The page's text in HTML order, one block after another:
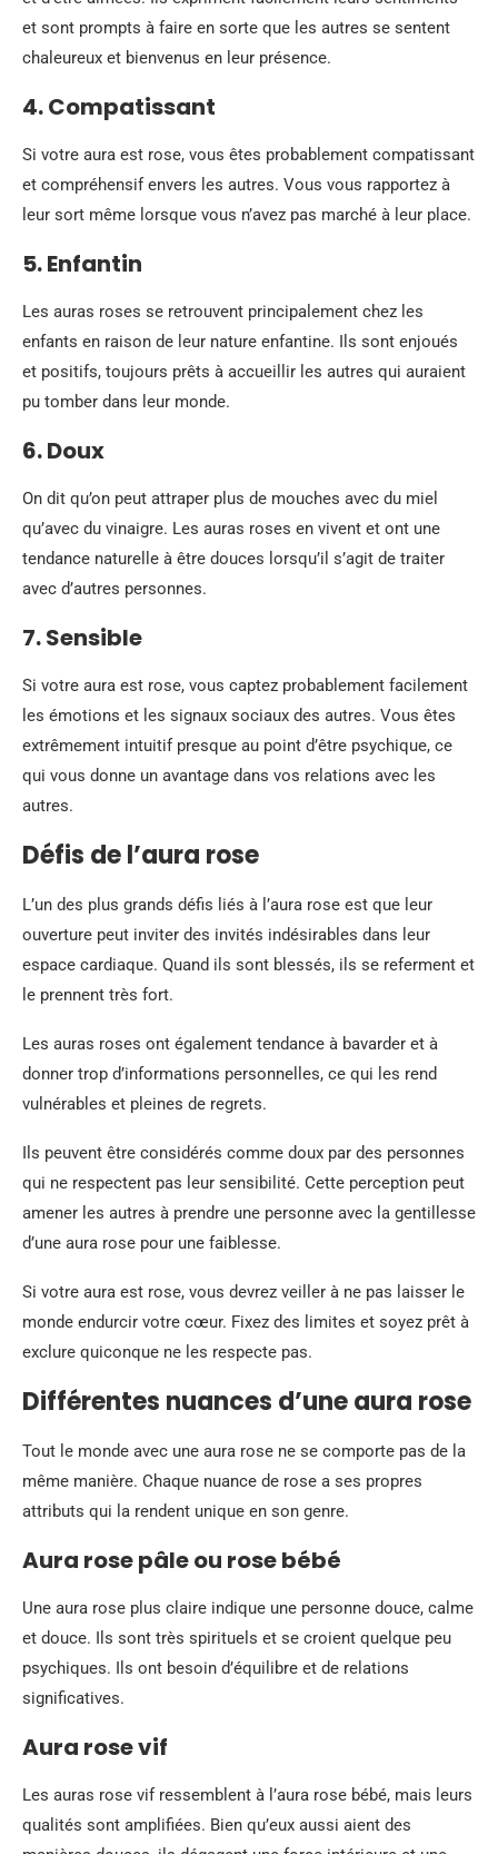
et sont prompts à faire en sorte que les autres se sentent
chaleureux et bienvenus en leur présence.
4. Compatissant
Si votre aura est rose, vous êtes probablement compatissant
et compréhensif envers les autres. Vous vous rapportez à
leur sort même lorsque vous n’avez pas marché à leur place.
5. Enfantin
Les auras roses se retrouvent principalement chez les
enfants en raison de leur nature enfantine. Ils sont enjoués
et positifs, toujours prêts à accueillir les autres qui auraient
pu tomber dans leur monde.
6. Doux
On dit qu’on peut attraper plus de mouches avec du miel
qu’avec du vinaigre. Les auras roses en vivent et ont une
tendance naturelle à être douces lorsqu’il s’agit de traiter
avec d’autres personnes.
7. Sensible
Si votre aura est rose, vous captez probablement facilement
les émotions et les signaux sociaux des autres. Vous êtes
extrêmement intuitif presque au point d’être psychique, ce
qui vous donne un avantage dans vos relations avec les
autres.
Défis de l’aura rose
L’un des plus grands défis liés à l’aura rose est que leur
ouverture peut inviter des invités indésirables dans leur
espace cardiaque. Quand ils sont blessés, ils se referment et
le prennent très fort.
Les auras roses ont également tendance à bavarder et à
donner trop d’informations personnelles, ce qui les rend
vulnérables et pleines de regrets.
Ils peuvent être considérés comme doux par des personnes
qui ne respectent pas leur sensibilité. Cette perception peut
amener les autres à prendre une personne avec la gentillesse
d’une aura rose pour une faiblesse.
Si votre aura est rose, vous devrez veiller à ne pas laisser le
monde endurcir votre cœur. Fixez des limites et soyez prêt à
exclure quiconque ne les respecte pas.
Différentes nuances d’une aura rose
Tout le monde avec une aura rose ne se comporte pas de la
même manière. Chaque nuance de rose a ses propres
attributs qui la rendent unique en son genre.
Aura rose pâle ou rose bébé
Une aura rose plus claire indique une personne douce, calme
et douce. Ils sont très spirituels et se croient quelque peu
psychiques. Ils ont besoin d’équilibre et de relations
significatives.
Aura rose vif
Les auras rose vif ressemblent à l’aura rose bébé, mais leurs
qualités sont amplifiées. Bien qu’eux aussi aient des